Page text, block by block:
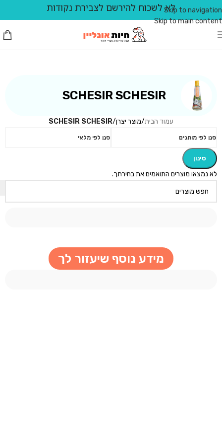
Skip to navigation
Skip to main content
לא לשכוח להירשם לצבירת נקודות
SCHESIR SCHESIR
עמוד הבית/מוצר יצרן/
SCHESIR SCHESIR
סנן לפי מותגים סנן לפי מלאי
סינון
לא נמצאו מוצרים התואמים את בחירתך.
מידע נוסף שיעזור לך